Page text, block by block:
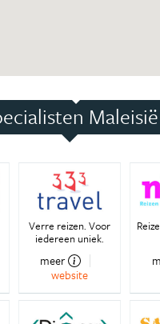
Maleisië
Verre reizen. Voor
iedereen uniek.
meer
website